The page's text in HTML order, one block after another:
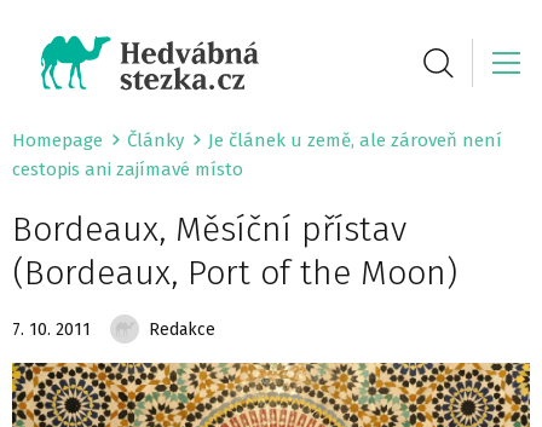
Homepage Články
Je článek u země, ale zároveň není
cestopis ani zajímavé místo
Bordeaux, Měsíční přístav
(Bordeaux, Port of the Moon)
7. 10. 2011 Redakce